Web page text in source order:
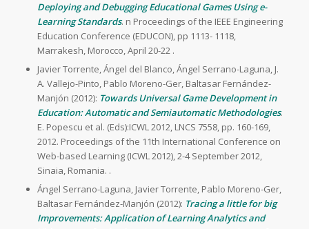
Deploying and Debugging Educational Games Using e-
Learning Standards. n Proceedings of the IEEE Engineering
Education Conference (EDUCON), pp 1113- 1118,
Marrakesh, Morocco, April 20-22 .
Javier Torrente, Ángel del Blanco, Ángel Serrano-Laguna, J.
A. Vallejo-Pinto, Pablo Moreno-Ger, Baltasar Fernández-
Manjón (2012): Towards Universal Game Development in
Education: Automatic and Semiautomatic Methodologies.
E. Popescu et al. (Eds):ICWL 2012, LNCS 7558, pp. 160-169,
2012. Proceedings of the 11th International Conference on
Web-based Learning (ICWL 2012), 2-4 September 2012,
Sinaia, Romania. .
Ángel Serrano-Laguna, Javier Torrente, Pablo Moreno-Ger,
Baltasar Fernández-Manjón (2012): Tracing a little for big
Improvements: Application of Learning Analytics and